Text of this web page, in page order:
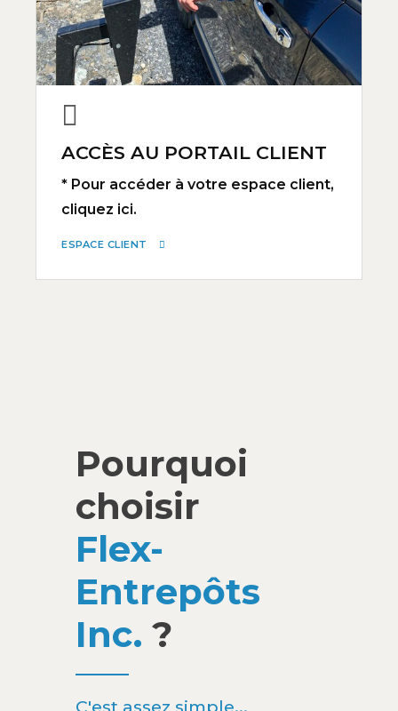
ACCÈS AU PORTAIL CLIENT
* Pour accéder à votre espace client,
cliquez ici.
ESPACE CLIENT
Pourquoi
choisir
Flex-
Entrepôts
Inc. ?
C'est assez simple...